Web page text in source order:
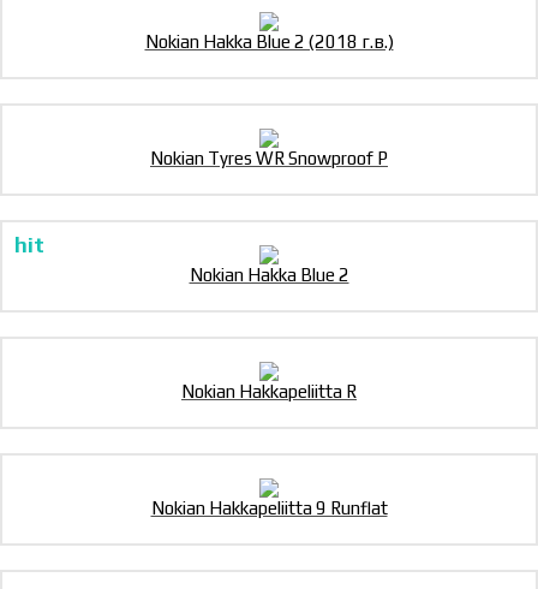
Nokian Hakka Blue 2 (2018 г.в.)
Nokian Tyres WR Snowproof P
Nokian Hakka Blue 2
Nokian Hakkapeliitta R
Nokian Hakkapeliitta 9 Runflat